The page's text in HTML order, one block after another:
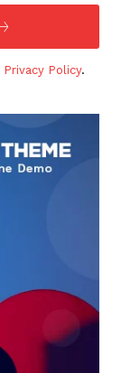
Privacy Policy.